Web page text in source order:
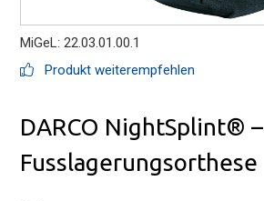
MiGeL: 22.03.01.00.1
Produkt weiterempfehlen
DARCO NightSplint® –
Fusslagerungsorthese